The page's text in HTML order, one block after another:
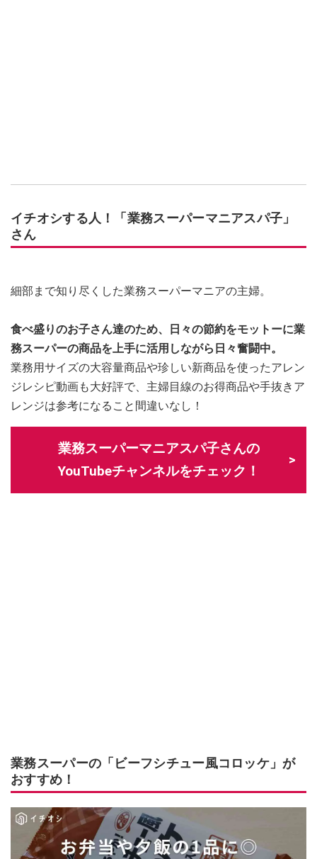
イチオシする人！「業務スーパーマニアスパ子」
さん
細部まで知り尽くした業務スーパーマニアの主婦。
食べ盛りのお子さん達のため、日々の節約をモットーに業
務スーパーの商品を上手に活用しながら日々奮闘中。
業務用サイズの大容量商品や珍しい新商品を使ったアレン
ジレシピ動画も大好評で、主婦目線のお得商品や手抜きア
レンジは参考になること間違いなし！
業務スーパーマニアスパ子さんの
YouTubeチャンネルをチェック！
業務スーパーの「ビーフシチュー風コロッケ」が
おすすめ！